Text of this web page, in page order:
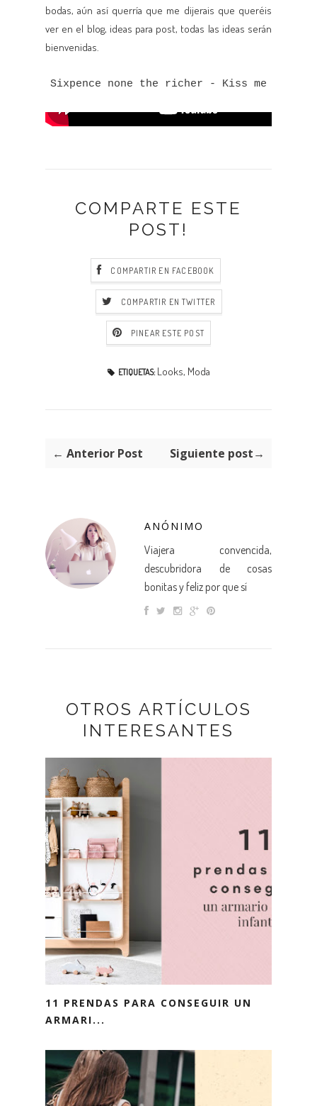
bodas, aún así querría que me dijerais que queréis
ver en el blog, ideas para post, todas las ideas serán
bienvenidas.
Sixpence none the richer - Kiss me
COMPARTE ESTE
POST!
COMPARTIR EN FACEBOOK
COMPARTIR EN TWITTER
PINEAR ESTE POST
ETIQUETAS: Looks, Moda
← Anterior Post Siguiente post→
ANÓNIMO
Viajera convencida,
descubridora de cosas
bonitas y feliz por que sí
OTROS ARTÍCULOS
INTERESANTES
11 PRENDAS PARA CONSEGUIR UN
ARMARI...